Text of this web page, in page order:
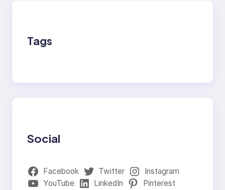
Tags
Social
Facebook Twitter
Instagram
YouTube
LinkedIn
Pinterest